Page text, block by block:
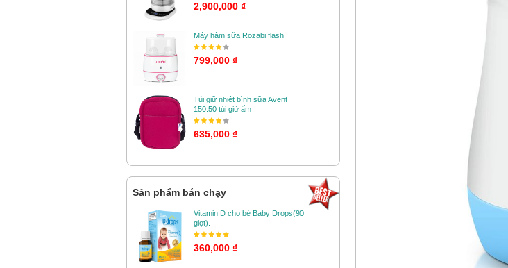
2,900,000 ₫
Máy hâm sữa Rozabi flash
799,000 ₫
Túi giữ nhiệt bình sữa Avent
150.50 túi giữ ấm
635,000 ₫
Sản phẩm bán chạy
Vitamin D cho bé Baby Drops(90
giọt).
360,000 ₫